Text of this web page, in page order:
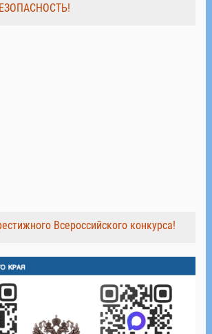
Всероссийского конкурса!